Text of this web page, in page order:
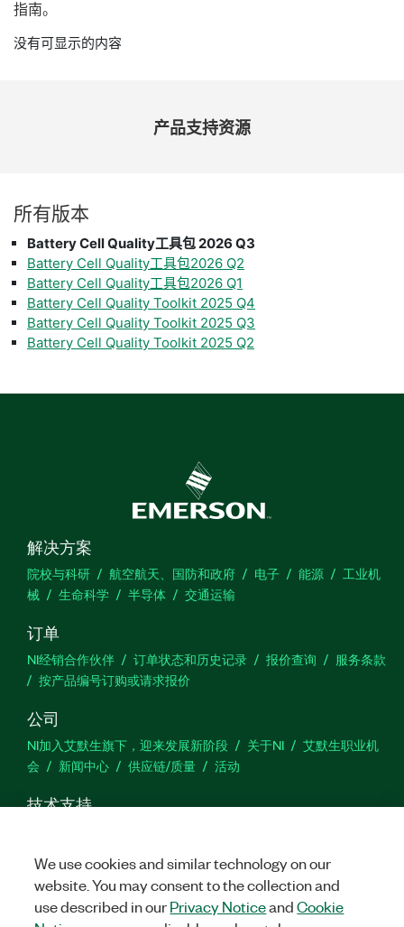
指南。
没有可显示的内容
产品支持资源
所有版本
Battery Cell Quality工具包 2026 Q3
Battery Cell Quality工具包2026 Q2
Battery Cell Quality工具包2026 Q1
Battery Cell Quality Toolkit 2025 Q4
Battery Cell Quality Toolkit 2025 Q3
Battery Cell Quality Toolkit 2025 Q2
解决方案
院校与科研 航空航天、国防和政府 电子 能源
工业机
械
生命科学 半导体 交通运输
订单
NI经销合作伙伴 订单状态和历史记录 报价查询
服务条款
按产品编号订购或请求报价
公司
NI加入艾默生旗下，迎来发展新阶段 关于NI
艾默生职业机
会
新闻中心 供应链/质量 活动
技术支持
We use cookies and similar technology on our
website. You may consent to the collection and
use described in ourPrivacy NoticeandCookie